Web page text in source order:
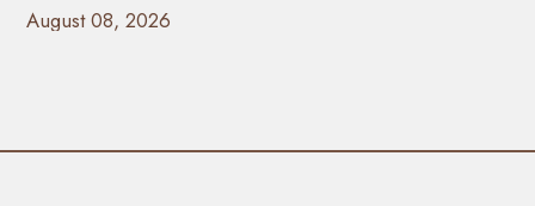
August 08, 2026